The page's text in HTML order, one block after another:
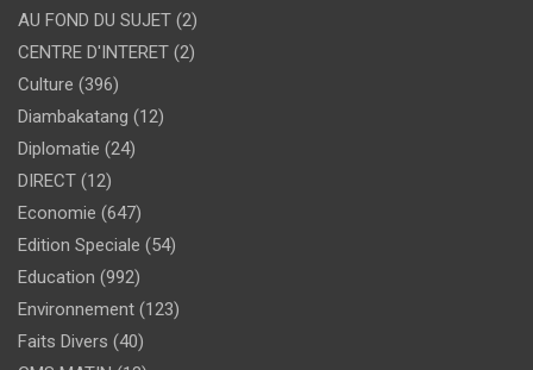
AU FOND DU SUJET (2)
CENTRE D'INTERET (2)
Culture (396)
Diambakatang (12)
Diplomatie (24)
DIRECT (12)
Economie (647)
Edition Speciale (54)
Education (992)
Environnement (123)
Faits Divers (40)